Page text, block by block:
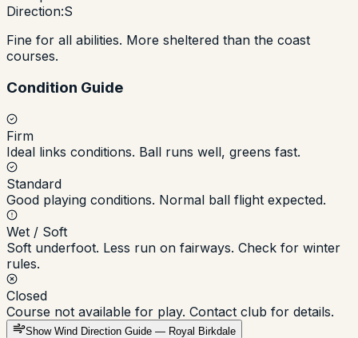
Direction:S
Fine for all abilities. More sheltered than the coast
courses.
Condition Guide
Firm
Ideal links conditions. Ball runs well, greens fast.
Standard
Good playing conditions. Normal ball flight expected.
Wet / Soft
Soft underfoot. Less run on fairways. Check for winter
rules.
Closed
Course not available for play. Contact club for details.
ShowWind Direction Guide — Royal Birkdale